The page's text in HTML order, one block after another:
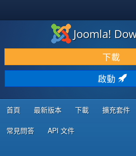
下載 & 擴充
發現 & 學習
社群 & 支援
程式者資源
Joomla!
下載
啟動
首頁 最新版本 下載 擴充套件
常見問答 API 文件